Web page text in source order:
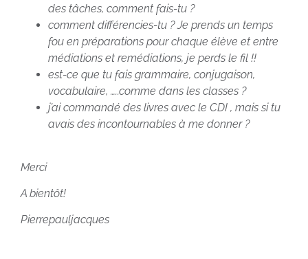
des tâches, comment fais-tu ?
comment différencies-tu ? Je prends un temps
fou en préparations pour chaque élève et entre
médiations et remédiations, je perds le fil !!
est-ce que tu fais grammaire, conjugaison,
vocabulaire, …..comme dans les classes ?
j’ai commandé des livres avec le CDI , mais si tu
avais des incontournables à me donner ?
Merci
A bientôt!
Pierrepauljacques